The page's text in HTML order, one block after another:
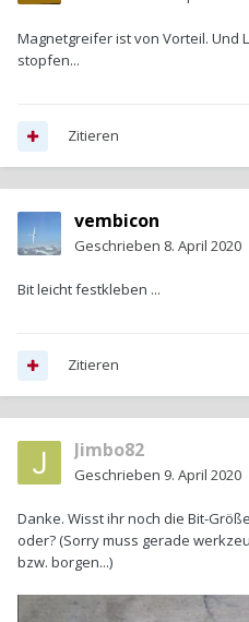
Magnetgreifer ist von Vorteil. Und
stopfen...
Zitieren
vembicon
Geschrieben 8. April 2020
Bit leicht festkleben ...
Zitieren
Jimbo82
Geschrieben 9. April 2020
Danke. Wisst ihr noch die Bit-
oder? (Sorry muss gerade
bzw. borgen...)